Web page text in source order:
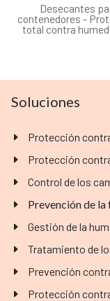
Desecantes
contenedores -
total contra
Soluciones
Protección
Protección
Control de los
Prevención de
Gestión de la
Tratamiento de
Prevención
Protección